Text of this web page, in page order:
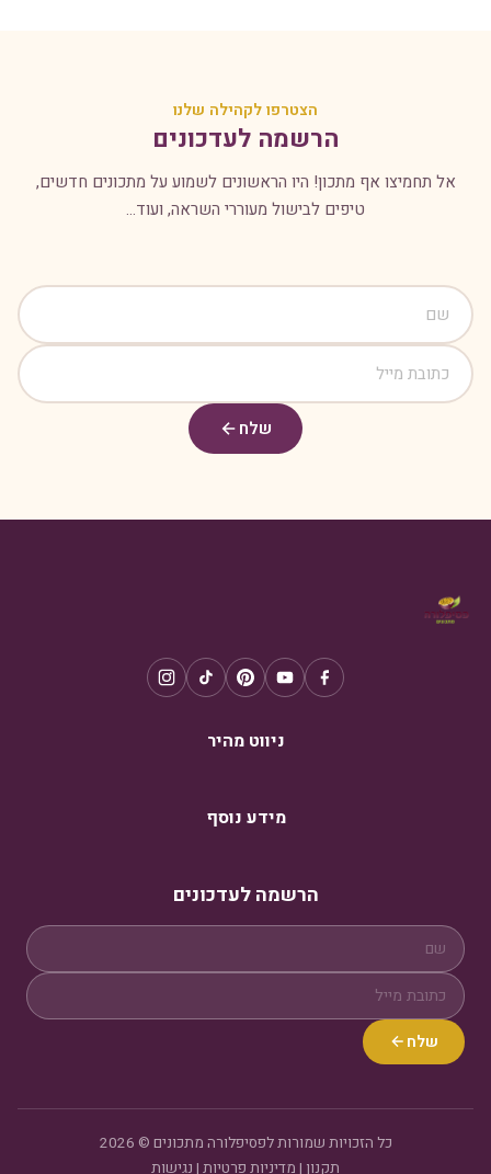
הצטרפו לקהילה שלנו
הרשמה לעדכונים
אל תחמיצו אף מתכון! היו הראשונים לשמוע על מתכונים חדשים,
טיפים לבישול מעוררי השראה, ועוד...
שלח
ניווט מהיר
מידע נוסף
הרשמה לעדכונים
שלח
כל הזכויות שמורות לפסיפלורה מתכונים © 2026
תקנון | מדיניות פרטיות | נגישות